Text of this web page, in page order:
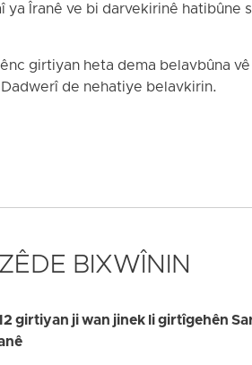
ya Îranê ve bi darvekirinê hatibûne
girtiyan heta dema belavbûna
de nehatiye belavkirin.
BIXWÎNIN
girtiyan ji wan jinek li girtîgehên